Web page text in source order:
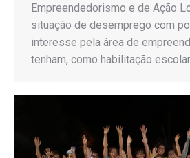
Empreendedorismo e de Ação
situação de desemprego com
interesse pela área de
tenham, como habilitação escolar